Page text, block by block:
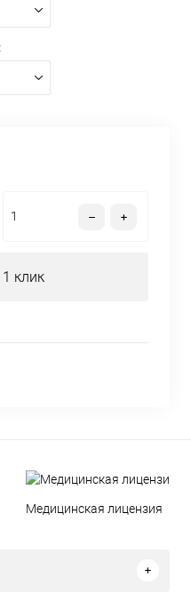
клик
Медицинская лицензия